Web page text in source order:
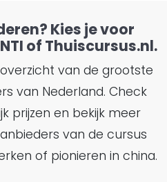
Kies je voor
of Thuiscursus.nl.
van de grootste
van Nederland. Check
prijzen en bekijk meer
van de cursus
of pionieren in china.